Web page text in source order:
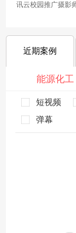
讯云校园推广摄影
近期案例
能源化工
短视频
弹幕